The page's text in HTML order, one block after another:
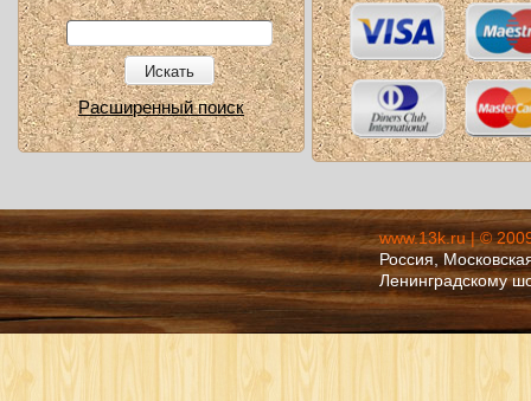
Искать
Расширенный поиск
www.13k.ru | ©
Россия,
Ленинградскому